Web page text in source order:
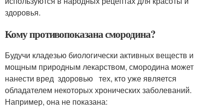
здоровья.
Кому противопоказана смородина?
Будучи кладезью биологически активных веществ и
мощным природным лекарством, смородина может
нанести вред здоровью тех, кто уже является
обладателем некоторых хронических заболеваний.
Например, она не показана: